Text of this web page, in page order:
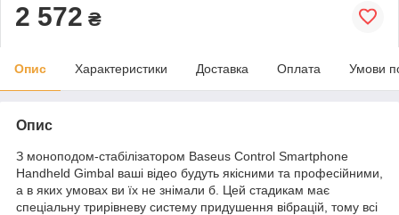
2 572 ₴
Опис Характеристики Доставка Оплата Умови
Опис
З моноподом-стабілізатором Baseus Control Smartphone
Handheld Gimbal ваші відео будуть якісними та професійними,
а в яких умовах ви їх не знімали б. Цей стадикам має
спеціальну трирівневу систему придушення вібрацій, тому всі